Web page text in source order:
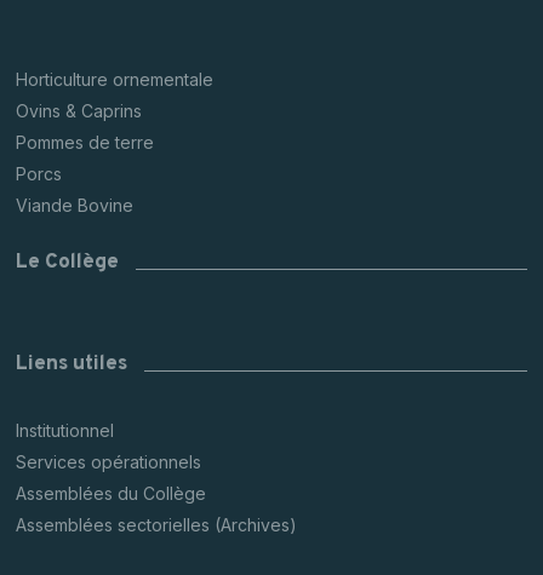
Horticulture ornementale
Ovins & Caprins
Pommes de terre
Porcs
Viande Bovine
Le Collège
Liens utiles
Institutionnel
Services opérationnels
Assemblées du Collège
Assemblées sectorielles (Archives)